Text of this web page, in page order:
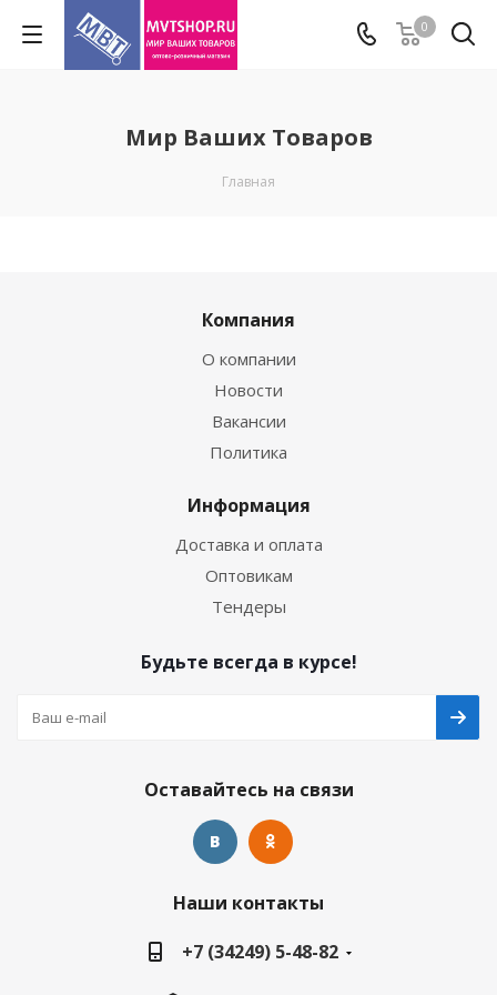
0
Мир Ваших Товаров
Главная
Компания
О компании
Новости
Вакансии
Политика
Информация
Доставка и оплата
Оптовикам
Тендеры
Будьте всегда в курсе!
Оставайтесь на связи
Наши контакты
+7 (34249) 5-48-82